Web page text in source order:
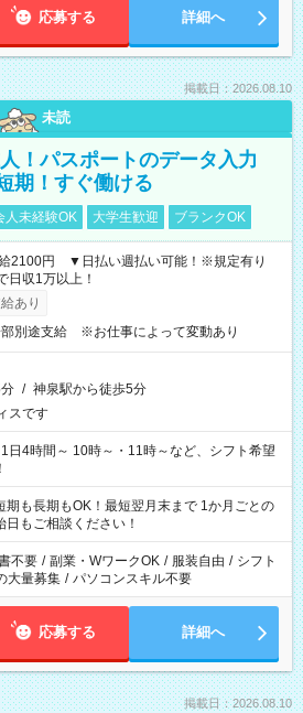
応募する 詳細へ
掲載日：2026.08.10
未読
！パスポートのデータ入力
期！すぐ働ける
人未経験OK 大学生歓迎 ブランクOK
給2100円 ▼日払い週払い可能！※規定有り
収1万以上！
あり
部別途支給 ※お仕事によって変動あり
/ 神泉駅から徒歩5分
スです
4時間～ 10時～・11時～など、シフト希望
期も長期もOK！最短翌月末まで 1か月ごとの
もご相談ください！
不要 / 副業・WワークOK / 服装自由 / シフト
大量募集 / パソコンスキル不要
応募する 詳細へ
掲載日：2026.08.10